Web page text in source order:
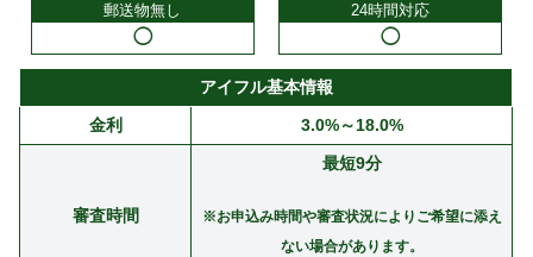
郵送物無し
◯
24時間対応
◯
アイフル基本情報
金利
3.0%～18.0%
審査時間
最短9分
※お申込み時間や審査状況によりご希望に添え
ない場合があります。